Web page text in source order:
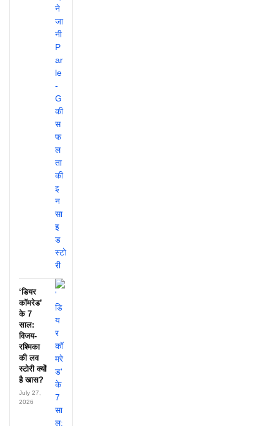
‘डियर
कॉमरेड’
के 7
साल:
विजय-
रश्मिका
की लव
स्टोरी क्यों
है खास?
July 27,
2026